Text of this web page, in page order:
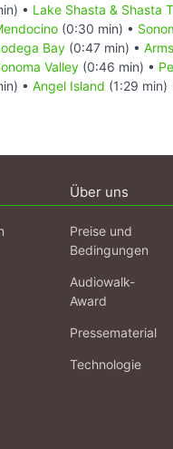
• Lake Shasta & Shasta
(0:30 min) •
Bay (0:47 min) •
Valley (0:46 min) •
• Angel Island (1:29 min)
Über uns
Preise und
Bedingungen
Audiowalk-
Award
Pressematerial
Technologie